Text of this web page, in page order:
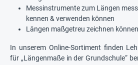
Messinstrumente zum Längen
kennen & verwenden können
Längen maßgetreu zeichnen können
In unserem Online-Sortiment finden
für „Längenmaße in der Grundschule“